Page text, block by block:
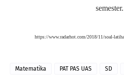
semester.
https://www.radarhot.com/2018/11/soal-
Matematika PAT PAS UAS SD